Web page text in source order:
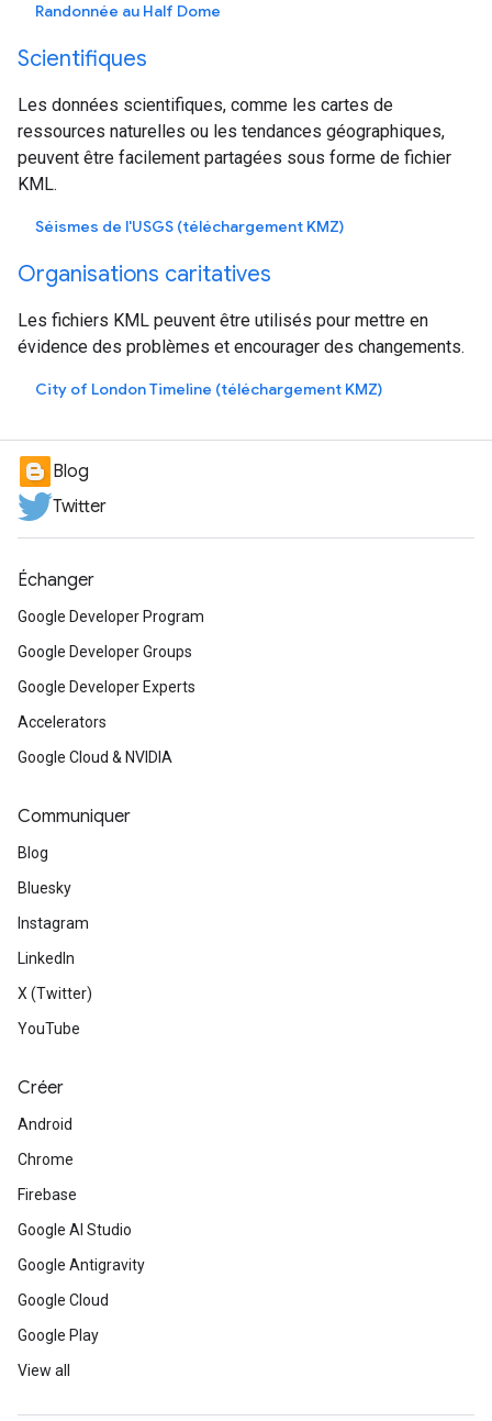
Randonnée au Half Dome
Scientifiques
Les données scientifiques, comme les cartes de
ressources naturelles ou les tendances géographiques,
peuvent être facilement partagées sous forme de fichier
KML.
Séismes de l'USGS (téléchargement KMZ)
Organisations caritatives
Les fichiers KML peuvent être utilisés pour mettre en
évidence des problèmes et encourager des changements.
City of London Timeline (téléchargement KMZ)
Blog
Twitter
Échanger
Google Developer Program
Google Developer Groups
Google Developer Experts
Accelerators
Google Cloud & NVIDIA
Communiquer
Blog
Bluesky
Instagram
LinkedIn
X (Twitter)
YouTube
Créer
Android
Chrome
Firebase
Google AI Studio
Google Antigravity
Google Cloud
Google Play
View all